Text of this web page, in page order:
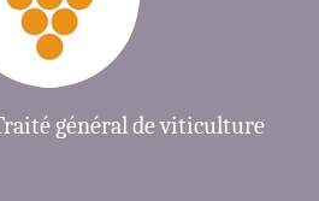
général de viticulture